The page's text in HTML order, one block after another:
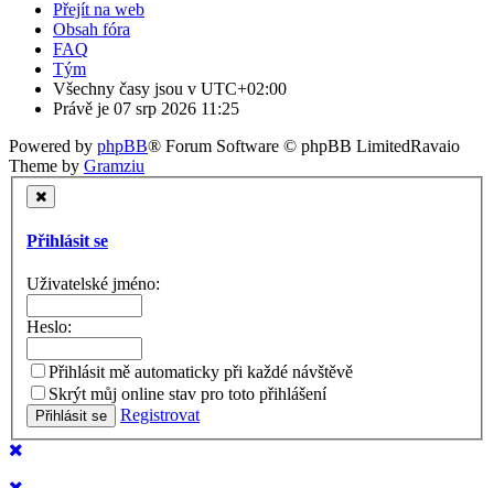
Přejít na web
Obsah fóra
FAQ
Tým
Všechny časy jsou v UTC+02:00
Právě je 07 srp 2026 11:25
Powered by phpBB® Forum Software © phpBB LimitedRavaio
Theme by Gramziu
Přihlásit se
Uživatelské jméno:
Heslo:
Přihlásit mě automaticky při každé návštěvě
Skrýt můj online stav pro toto přihlášení
Registrovat